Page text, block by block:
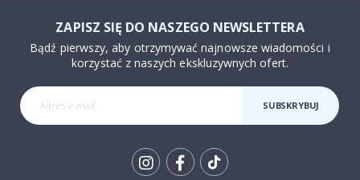
ZAPISZ SIĘ DO NASZEGO NEWSLETTERA
Bądź pierwszy, aby otrzymywać najnowsze wiadomości i
korzystać z naszych ekskluzywnych ofert.
SUBSKRYBUJ